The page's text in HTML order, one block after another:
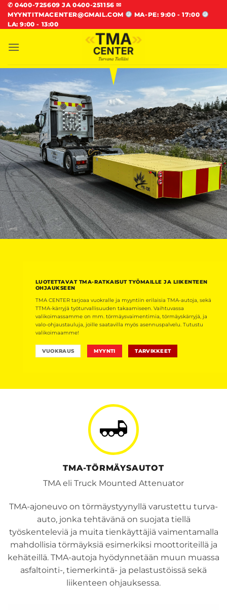
Skip
to
content
✆ 0400-725609 JA 0400-251156✉
MYYNTITMACENTER@GMAIL.COM
MA-PE: 9:00 - 17:00
LA: 9:00 - 13:00
LUOTETTAVAT TMA-RATKAISUT TYÖMAILLE JA LIIKENTEEN
OHJAUKSEEN
TMA CENTER tarjoaa vuokralle ja myyntiin erilaisia TMA-autoja, sekä
TTMA-kärryjä työturvallisuuden takaamiseen. Vaihtuvassa
valikoimassamme on mm. törmäysvaimentimia, törmäyskärryjä, ja
valo-ohjaustauluja, joille saatavilla myös asennuspalvelu. Tutustu
valikoimaamme!
VUOKRAUS MYYNTI TARVIKKEET
TMA-TÖRMÄYSAUTOT
TMA eli Truck Mounted Attenuator
TMA-ajoneuvo on törmäystyynyllä varustettu turva-
auto, jonka tehtävänä on suojata tiellä
työskenteleviä ja muita tienkäyttäjiä vaimentamalla
mahdollisia törmäyksiä esimerkiksi moottoriteillä ja
kehäteillä. TMA-autoja hyödynnetään muun muassa
asfaltointi-, tiemerkintä- ja pelastustöissä sekä
liikenteen ohjauksessa.